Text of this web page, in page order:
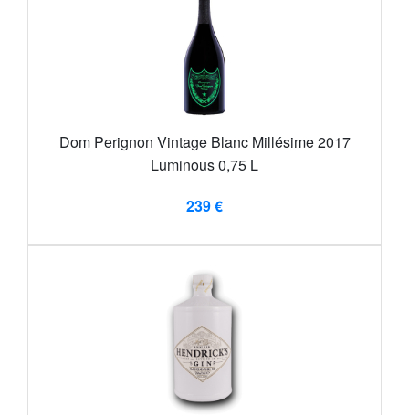
Dom Perignon Vintage Blanc Millésime 2017
Luminous 0,75 L
239 €